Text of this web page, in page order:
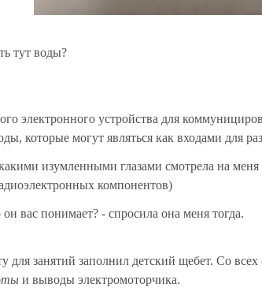
тут воды?
электронного устройства для
которые могут являться как входами для
изумленными глазами смотрела на меня
компонентов)
вас понимает? - спросила она меня тогда.
для занятий заполнил детский щебет. Со
и выводы электромоторчика.